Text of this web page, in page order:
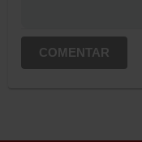
COMENTAR